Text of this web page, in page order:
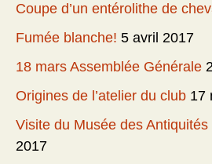
Coupe d’un entérolithe de
Fumée blanche! 5 avril 2017
18 mars Assemblée Générale
Origines de l’atelier du club 17
Visite du Musée des
2017